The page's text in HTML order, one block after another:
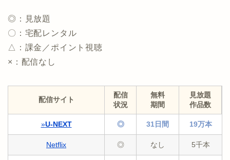
◎：見放題
〇：宅配レンタル
△：課金／ポイント視聴
×：配信なし
配信サイト
配信
状況
無料
期間
見放題
作品数
»U-NEXT ◎ 31日間 19万本
Netflix ◎ なし 5千本